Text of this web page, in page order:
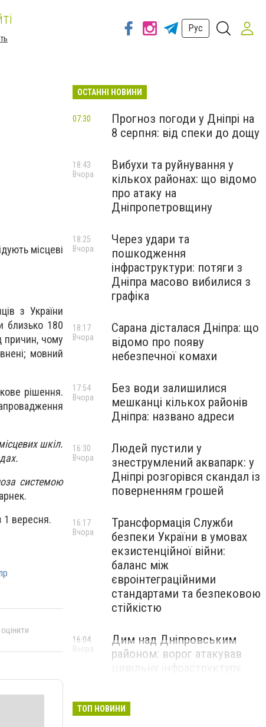
Рус
місцеві
з України
близько 180
причин, чому
мовний
рішення.
шкіл.
системою
1 вересня.
ОСТАННІ НОВИНИ
Прогноз погоди у Дніпрі на
8 серпня: від спеки до дощу
07:30
Вибухи та руйнування у
кількох районах: що відомо
про атаку на
Дніпропетровщину
18:43
Вчора
Через удари та
пошкодження
інфраструктури: потяги з
Дніпра масово вибилися з
графіка
18:25
Вчора
Сарана дісталася Дніпра: що
відомо про появу
небезпечної комахи
18:17
Вчора
Без води залишилися
мешканці кількох районів
Дніпра: названо адреси
17:54
Вчора
Людей пустили у
знеструмлений аквапарк: у
Дніпрі розгорівся скандал із
поверненням грошей
16:30
Вчора
Трансформація Служби
безпеки України в умовах
екзистенційної війни:
баланс між
євроінтеграційними
стандартами та безпековою
стійкістю
16:17
Вчора
Дим над Дніпровським
районом: ворог атакував
16:04
Вчора
ТОП НОВИНИ